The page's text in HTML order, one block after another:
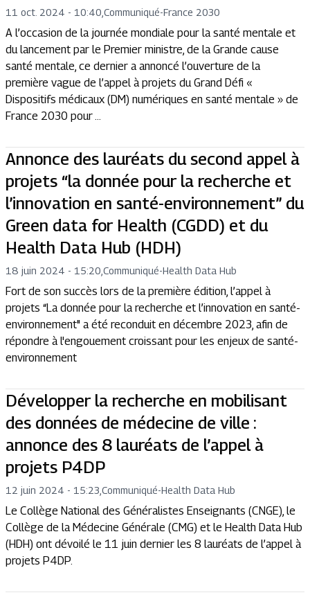
11 oct. 2024 - 10:40 Communiqué-France 2030
A l’occasion de la journée mondiale pour la santé mentale et
du lancement par le Premier ministre, de la Grande cause
santé mentale, ce dernier a annoncé l’ouverture de la
première vague de l’appel à projets du Grand Défi «
Dispositifs médicaux (DM) numériques en santé mentale » de
France 2030 pour ...
Annonce des lauréats du second appel à
projets “la donnée pour la recherche et
l’innovation en santé-environnement” du
Green data for Health (CGDD) et du
Health Data Hub (HDH)
18 juin 2024 - 15:20 Communiqué-Health Data Hub
Fort de son succès lors de la première édition, l’appel à
projets “La donnée pour la recherche et l’innovation en santé-
environnement" a été reconduit en décembre 2023, afin de
répondre à l'engouement croissant pour les enjeux de santé-
environnement
Développer la recherche en mobilisant
des données de médecine de ville :
annonce des 8 lauréats de l’appel à
projets P4DP
12 juin 2024 - 15:23 Communiqué-Health Data Hub
Le Collège National des Généralistes Enseignants (CNGE), le
Collège de la Médecine Générale (CMG) et le Health Data Hub
(HDH) ont dévoilé le 11 juin dernier les 8 lauréats de l’appel à
projets P4DP.